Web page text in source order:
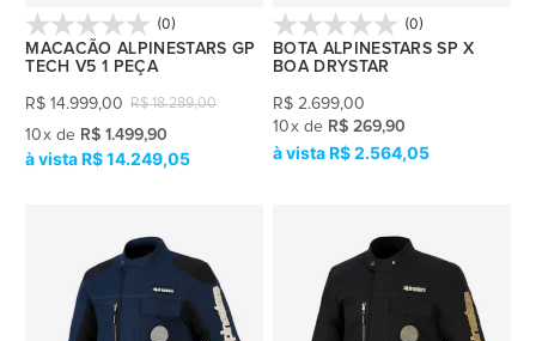
(0)
MACACÃO ALPINESTARS GP
TECH V5 1 PEÇA
R$ 18.289,00
R$ 14.999,00
10x de R$ 1.499,90
R$ 14.249,05
(0)
BOTA ALPINESTARS SP X
BOA DRYSTAR
R$ 2.699,00
10x de R$ 269,90
R$ 2.564,05